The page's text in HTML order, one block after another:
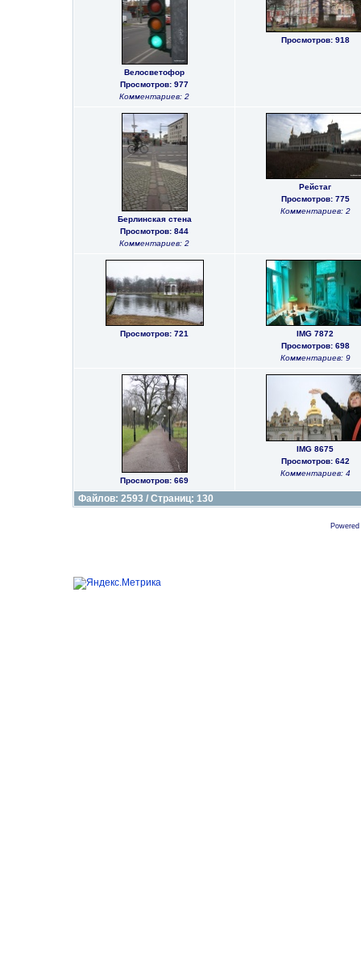
Велосветофор
Просмотров: 977
Комментариев: 2
Просмотров: 918
Берлинская стена
Просмотров: 844
Комментариев: 2
Рейстаг
Просмотров: 775
Комментариев: 2
Просмотров: 721
IMG 7872
Просмотров: 698
Комментариев: 9
Просмотров: 669
IMG 8675
Просмотров: 642
Комментариев: 4
Файлов: 2593 / Страниц: 130